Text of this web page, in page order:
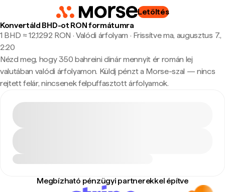
Letöltés
Konvertáld BHD-ot RON formátumra
1 BHD ≈ 12,1292 RON · Valódi árfolyam · Frissítve ma, augusztus 7.,
2:20
Nézd meg, hogy 350 bahreini dinár mennyit ér román lej
valutában valódi árfolyamon. Küldj pénzt a Morse-szal — nincs
rejtett felár, nincsenek felpuffasztott árfolyamok.
Megbízható pénzügyi partnerekkel építve